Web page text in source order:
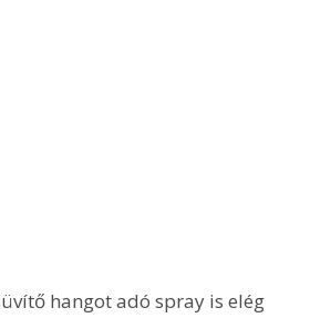
hangot adó spray is elég